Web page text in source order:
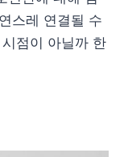
스레 연결될 수
점이 아닐까 한